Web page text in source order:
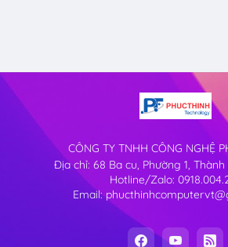
CÔNG TY TNHH CÔNG NGHỆ
Địa chỉ: 68 Ba cu, Phường 1,
Hotline/Zalo:
Email: